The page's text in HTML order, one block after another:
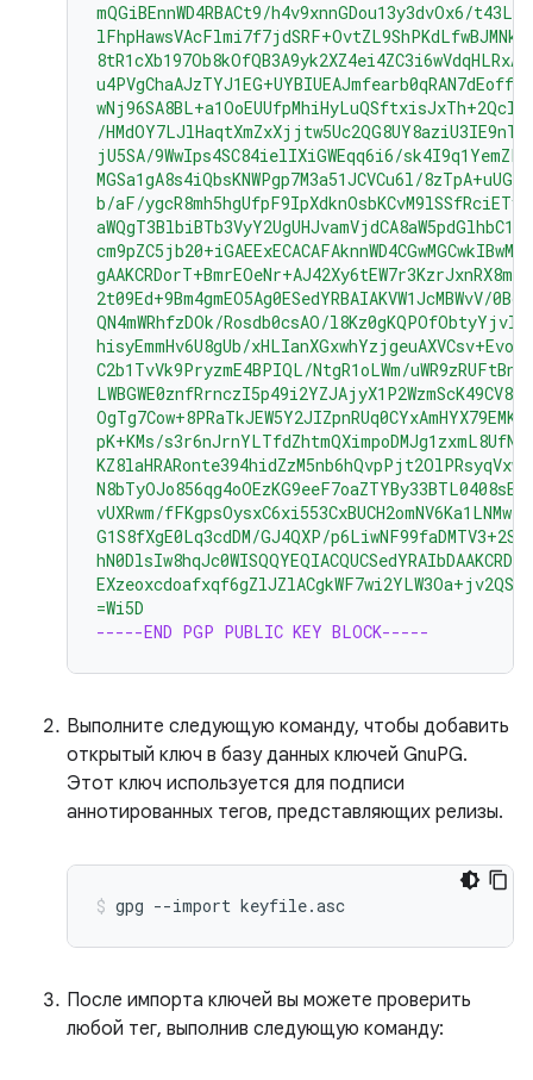
mQGiBEnnWD4RBACt9/h4v9xnnGDou13y3dvOx6/
/
jU5SA/9WwIps4SC84ielIXiGWEqq6i6/
MGSa1gA8s4iQbsKNWPgp7M3a51JCVCu6l/
b/aF/
2t09Ed+9Bm4gmEO5Ag0ESedYRBAIAKVW1JcMBWvV/
QN4mWRhfzDOk/Rosdb0csAO/
hisyEmmHv6U8gUb/
C2b1TvVk9PryzmE4BPIQL/NtgR1oLWm/
pK+KMs/
vUXRwm/
G1S8fXgE0Lq3cdDM/GJ4QXP/
=Wi5D
-----END PGP PUBLIC KEY BLOCK-----
Выполните следующую команду, чтобы добавить
открытый ключ в базу данных ключей GnuPG.
Этот ключ используется для подписи
аннотированных тегов, представляющих релизы.
gpg --import keyfile.asc
После импорта ключей вы можете проверить
любой тег, выполнив следующую команду: